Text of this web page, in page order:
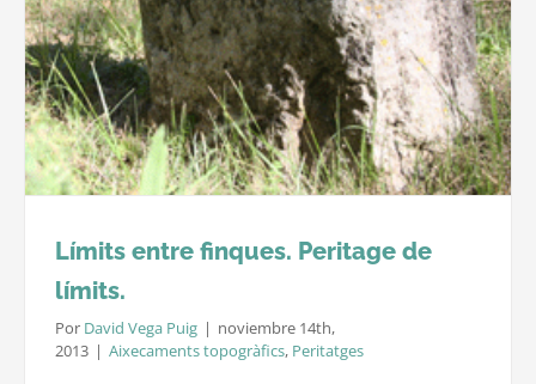
Límits entre finques. Peritage de
límits.
Por David Vega Puig | noviembre 14th,
2013 | Aixecaments topogràfics, Peritatges